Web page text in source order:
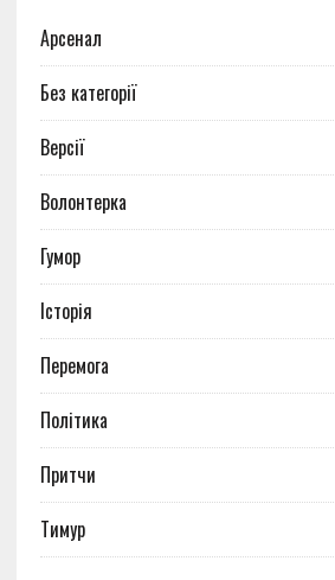
Арсенал
Без категорії
Версії
Волонтерка
Гумор
Історія
Перемога
Політика
Притчи
Тимур